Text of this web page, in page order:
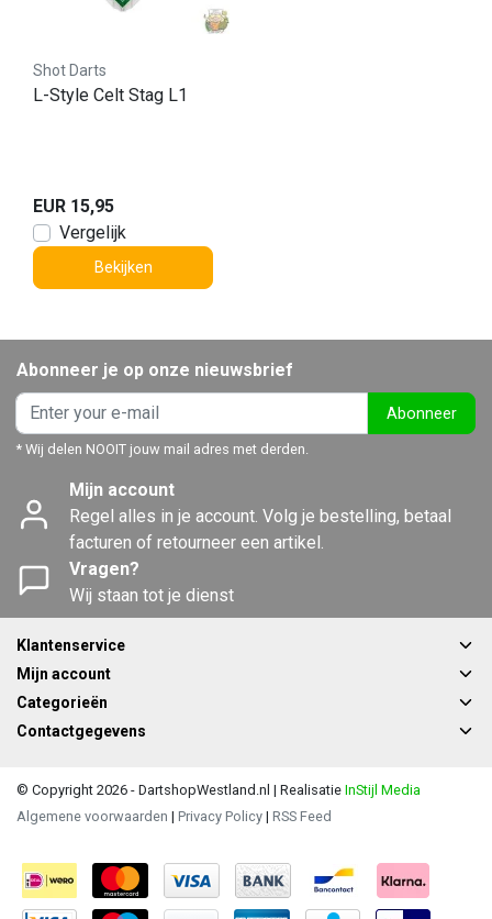
Shot Darts
L-Style Celt Stag L1
EUR 15,95
Vergelijk
Bekijken
Abonneer je op onze nieuwsbrief
Abonneer
* Wij delen NOOIT jouw mail adres met derden.
Mijn account
Regel alles in je account. Volg je bestelling, betaal
facturen of retourneer een artikel.
Vragen?
Wij staan tot je dienst
Klantenservice
Mijn account
Categorieën
Contactgegevens
© Copyright 2026 - DartshopWestland.nl | Realisatie InStijl Media
Algemene voorwaarden | Privacy Policy | RSS Feed